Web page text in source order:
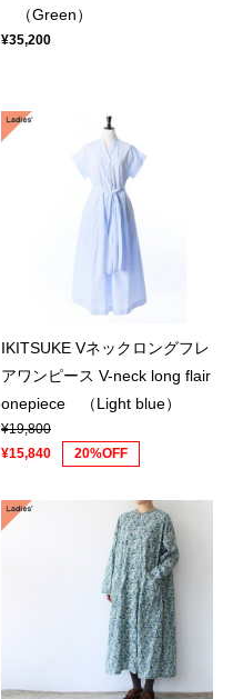
（Green）
¥35,200
IKITSUKE Vネックロングフレ
アワンピース V-neck long flair
onepiece （Light blue）
¥19,800
¥15,840
20%OFF